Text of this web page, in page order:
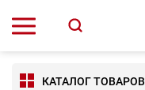
КАТАЛОГ ТОВАРОВ